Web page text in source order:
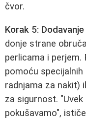
čvor.
Korak 5:
donje strane
perlicama i
pomoću specijalnih
radnjama za nakit)
za sigurnost.
pokušavamo",